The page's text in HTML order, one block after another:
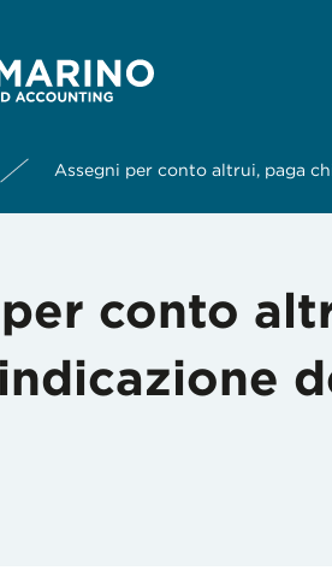
Assegni per conto altrui, paga
conto